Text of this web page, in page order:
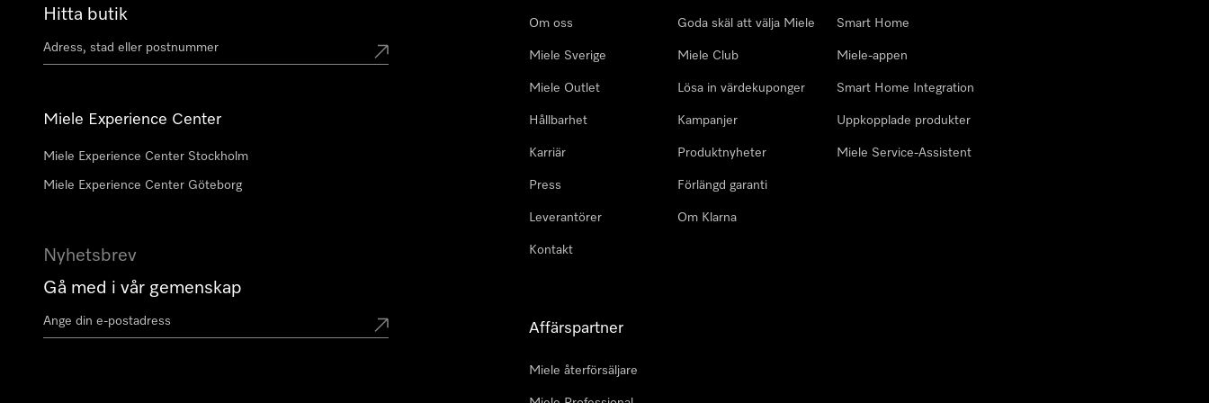
Hitta butik
Miele Experience Center
Miele Experience Center Stockholm
Miele Experience Center Göteborg
Nyhetsbrev
Gå med i vår gemenskap
Om oss
Miele Sverige
Miele Outlet
Hållbarhet
Karriär
Press
Leverantörer
Kontakt
Goda skäl att välja Miele
Miele Club
Lösa in värdekuponger
Kampanjer
Produktnyheter
Förlängd garanti
Om Klarna
Smart Home
Miele-appen
Smart Home Integration
Uppkopplade produkter
Miele Service-Assistent
Affärspartner
Miele återförsäljare